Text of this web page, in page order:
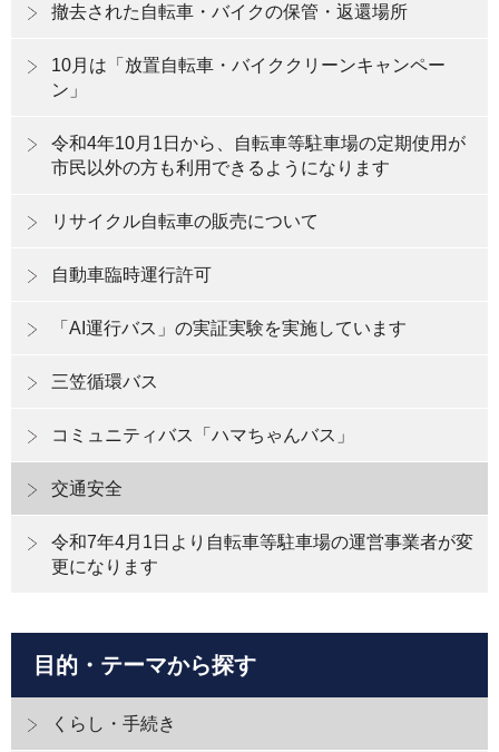
撤去された自転車・バイクの保管・返還場所
10月は「放置自転車・バイククリーンキャンペー
ン」
令和4年10月1日から、自転車等駐車場の定期使用が
市民以外の方も利用できるようになります
リサイクル自転車の販売について
自動車臨時運行許可
「AI運行バス」の実証実験を実施しています
三笠循環バス
コミュニティバス「ハマちゃんバス」
交通安全
令和7年4月1日より自転車等駐車場の運営事業者が変
更になります
目的・テーマから探す
くらし・手続き